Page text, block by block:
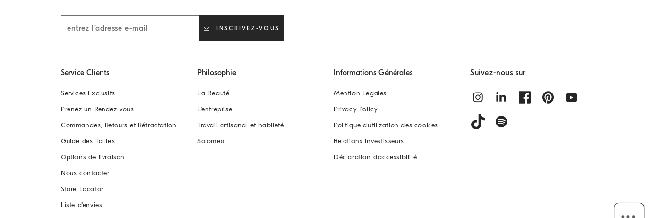
INSCRIVEZ-VOUS
Service Clients
Services Exclusifs
Prenez un Rendez-vous
Commandes, Retours et Rétractation
Guide des Tailles
Options de livraison
Nous contacter
Store Locator
Liste d'envies
Philosophie
La Beauté
L’entreprise
Travail artisanal et habileté
Solomeo
Informations Générales
Mention Legales
Privacy Policy
Politique d’utilization des cookies
Relations Investisseurs
Déclaration d'accessibilité
Suivez-nous sur